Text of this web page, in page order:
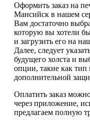
Оформить заказ на
Мансийск в нашем
Вам достаточно
которую вы хотели
и загрузить его на
Далее, следует
будущего холста и
опции, такие как тип
дополнительной
Оплатить заказ
через приложение,
предлагаем полную